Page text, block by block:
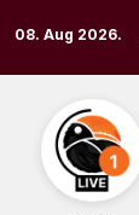
to
content
08. Aug 2026.